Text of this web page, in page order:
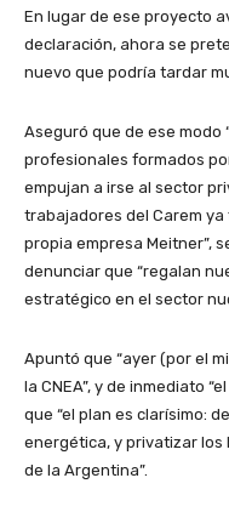
En lugar de ese proyecto
declaración, ahora se
nuevo que podría tardar
Aseguró que de ese modo
profesionales formados
empujan a irse al sector
trabajadores del Carem
propia empresa Meitner”,
denunciar que “regalan
estratégico en el sector
Apuntó que “ayer (por el
la CNEA”, y de inmediato
que “el plan es clarísimo:
energética, y privatizar los
de la Argentina”.